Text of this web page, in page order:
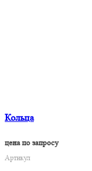
Кольца
цена по запросу
Артикул